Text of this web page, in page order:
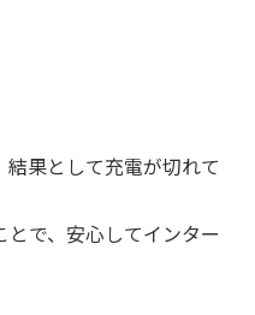
果として充電が切れて
で、安心してインター